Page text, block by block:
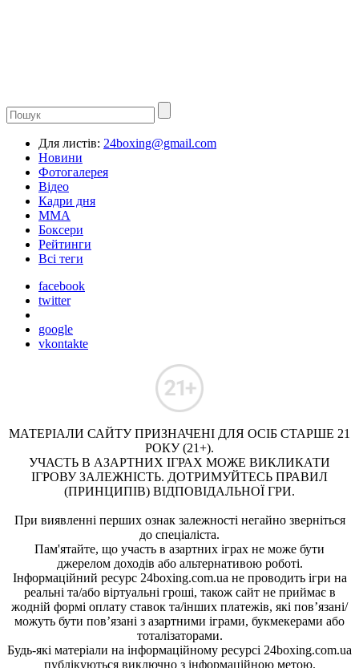
Для листів: 24boxing@gmail.com
Новини
Фотогалерея
Відео
Кадри дня
ММА
Боксери
Рейтинги
Всі теги
facebook
twitter
google
vkontakte
МАТЕРІАЛИ САЙТУ ПРИЗНАЧЕНІ ДЛЯ ОСІБ СТАРШЕ 21
РОКУ (21+).
УЧАСТЬ В АЗАРТНИХ ІГРАХ МОЖЕ ВИКЛИКАТИ
ІГРОВУ ЗАЛЕЖНІСТЬ. ДОТРИМУЙТЕСЬ ПРАВИЛ
(ПРИНЦИПІВ) ВІДПОВІДАЛЬНОЇ ГРИ.
При виявленні перших ознак залежності негайно зверніться
до спеціаліста.
Пам'ятайте, що участь в азартних іграх не може бути
джерелом доходів або альтернативою роботі.
Інформаційний ресурс 24boxing.com.ua не проводить ігри на
реальні та/або віртуальні гроші, також сайт не приймає в
жодній формі оплату ставок та/інших платежів, які пов’язані/
можуть бути пов’язані з азартними іграми, букмекерами або
тоталізаторами.
Будь-які матеріали на інформаційному ресурсі 24boxing.com.ua
публікуються виключно з інформаційною метою.